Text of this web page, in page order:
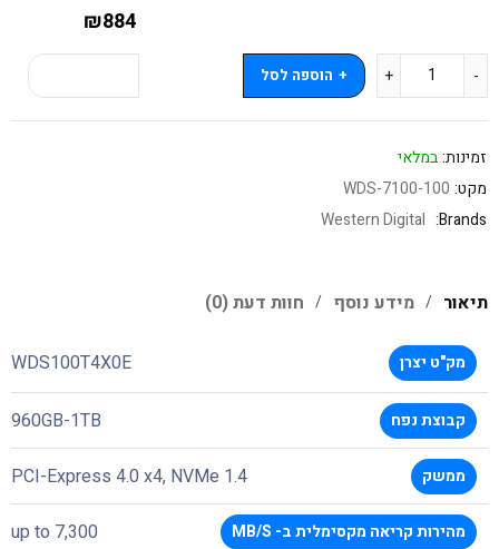
₪884
הוספה לסל
זמינות:במלאי
מקט: WDS-7100-100
Brands:
Western Digital
תיאור מידע נוסף חוות דעת (0)
מק"ט יצרן WDS100T4X0E
קבוצת נפח 960GB-1TB
ממשק PCI-Express 4.0 x4, NVMe 1.4
מהירות קריאה מקסימלית ב- MB/S 7,300 up to